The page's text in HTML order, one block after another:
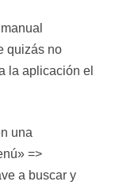
quizás no
la aplicación el
una
=>
a buscar y